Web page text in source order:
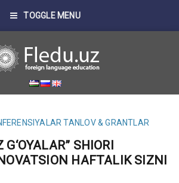
TOGGLE MENU
TANLOV & GRANTLAR
G‘OYALAR” SHIORI
HAFTALIK SIZNI